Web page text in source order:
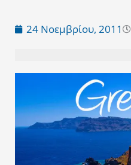
24 Νοεμβρίου, 2011